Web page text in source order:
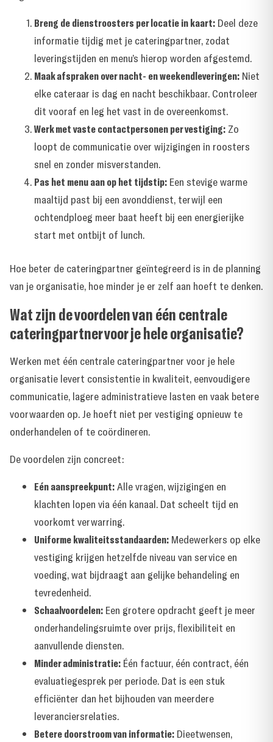
Breng de dienstroosters per locatie in kaart: Deel deze
informatie tijdig met je cateringpartner, zodat
leveringstijden en menu’s hierop worden afgestemd.
Maak afspraken over nacht- en weekendleveringen: Niet
elke cateraar is dag en nacht beschikbaar. Controleer
dit vooraf en leg het vast in de overeenkomst.
Werk met vaste contactpersonen per vestiging: Zo
loopt de communicatie over wijzigingen in roosters
snel en zonder misverstanden.
Pas het menu aan op het tijdstip: Een stevige warme
maaltijd past bij een avonddienst, terwijl een
ochtendploeg meer baat heeft bij een energierijke
start met ontbijt of lunch.
Hoe beter de cateringpartner geïntegreerd is in de planning
van je organisatie, hoe minder je er zelf aan hoeft te denken.
Wat zijn de voordelen van één centrale
cateringpartner voor je hele organisatie?
Werken met één centrale cateringpartner voor je hele
organisatie levert consistentie in kwaliteit, eenvoudigere
communicatie, lagere administratieve lasten en vaak betere
voorwaarden op. Je hoeft niet per vestiging opnieuw te
onderhandelen of te coördineren.
De voordelen zijn concreet:
Eén aanspreekpunt:Alle vragen, wijzigingen en
klachten lopen via één kanaal. Dat scheelt tijd en
voorkomt verwarring.
Uniforme kwaliteitsstandaarden: Medewerkers op elke
vestiging krijgen hetzelfde niveau van service en
voeding, wat bijdraagt aan gelijke behandeling en
tevredenheid.
Schaalvoordelen: Een grotere opdracht geeft je meer
onderhandelingsruimte over prijs, flexibiliteit en
aanvullende diensten.
Minder administratie: Één factuur, één contract, één
evaluatiegesprek per periode. Dat is een stuk
efficiënter dan het bijhouden van meerdere
leveranciersrelaties.
Betere doorstroom van informatie: Dieetwensen,